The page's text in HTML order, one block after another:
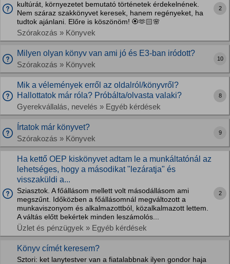
kultúrát, környezetet bemutató történetek érdekelnének.
Nem száraz szakkönyvet keresek, hanem regényeket, ha
tudtok ajánlani. Előre is köszönöm! 🏵️🫶🏻🌸
Szórakozás » Könyvek
2
Milyen olyan könyv van ami jó és E3-ban iródott?
Szórakozás » Könyvek
10
Mik a vélemények erről az oldalról/könyvről?
Hallottatok már róla? Próbálta/olvasta valaki?
Gyerekvállalás, nevelés » Egyéb kérdések
8
Írtatok már könyvet?
Szórakozás » Könyvek
9
Ha kettő OEP kiskönyvet adtam le a munkáltatónál az
lehetséges, hogy a másodikat "lezáratja" és
visszaküldi a...
Sziasztok. A főállásom mellett volt másodállásom ami
megszűnt. Időközben a főállásomnál megváltozott a
munkaviszonyom és alkalmazottból, közalkalmazott lettem.
A váltás előtt bekértek minden leszámolós...
Üzlet és pénzügyek » Egyéb kérdések
2
Könyv címét keresem?
Sztori: ket lanytestver van a fiatalabbnak ilyen gondor haja